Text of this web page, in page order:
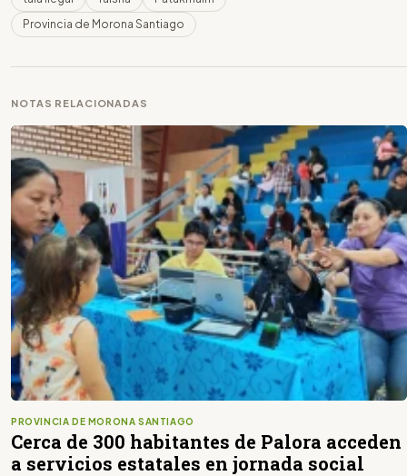
Provincia de Morona Santiago
NOTAS RELACIONADAS
PROVINCIA DE MORONA SANTIAGO
Cerca de 300 habitantes de Palora acceden
a servicios estatales en jornada social